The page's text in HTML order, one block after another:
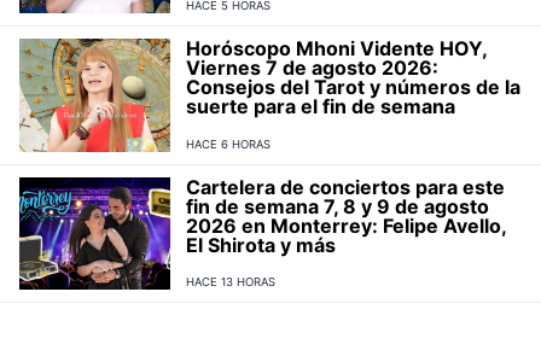
HACE 5 HORAS
Horóscopo Mhoni Vidente HOY,
Viernes 7 de agosto 2026:
Consejos del Tarot y números de la
suerte para el fin de semana
HACE 6 HORAS
Cartelera de conciertos para este
fin de semana 7, 8 y 9 de agosto
2026 en Monterrey: Felipe Avello,
El Shirota y más
HACE 13 HORAS